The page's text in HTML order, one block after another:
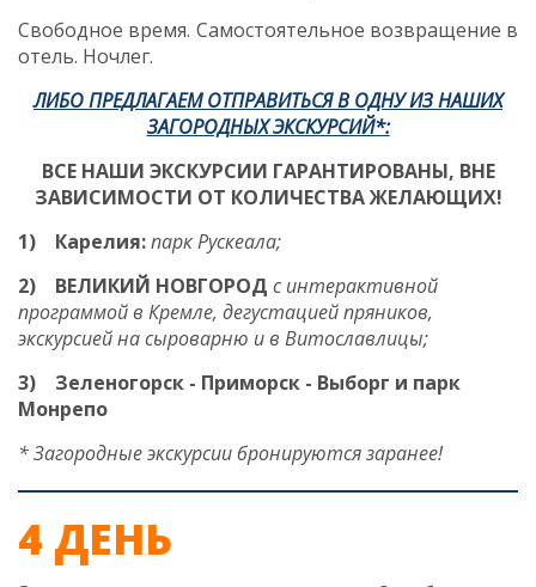
Свободное время. Самостоятельное возвращение в
отель. Ночлег.
ЛИБО ПРЕДЛАГАЕМ ОТПРАВИТЬСЯ В ОДНУ ИЗ НАШИХ
ЗАГОРОДНЫХ ЭКСКУРСИЙ*:
ВСЕ НАШИ ЭКСКУРСИИ ГАРАНТИРОВАНЫ, ВНЕ
ЗАВИСИМОСТИ ОТ КОЛИЧЕСТВА ЖЕЛАЮЩИХ!
1)
Карелия:парк Рускеала;
2)
ВЕЛИКИЙ НОВГОРОД с интерактивной
программой в Кремле, дегустацией пряников,
экскурсией на сыроварню и в Витославлицы;
3)
Зеленогорск - Приморск - Выборг и парк
Монрепо
*Загородные экскурсии бронируются заранее!
4 ДЕНЬ